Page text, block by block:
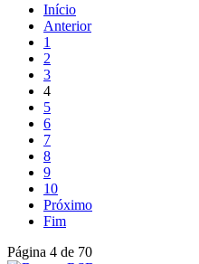
Início
Anterior
1
2
3
4
5
6
7
8
9
10
Próximo
Fim
Página 4 de 70